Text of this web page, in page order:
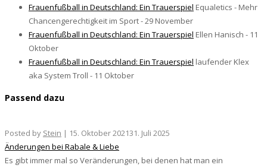
Frauenfußball in Deutschland: Ein Trauerspiel Equaletics - Mehr
Chancengerechtigkeit im Sport - 29 November
Frauenfußball in Deutschland: Ein Trauerspiel Ellen Hanisch - 11
Oktober
Frauenfußball in Deutschland: Ein Trauerspiel laufender Klex
aka System Troll - 11 Oktober
Passend dazu
Posted by Stein | 15. Oktober 202131. Juli 2025
Änderungen bei Rabale & Liebe
Es gibt immer mal so Veränderungen, bei denen hat man ein